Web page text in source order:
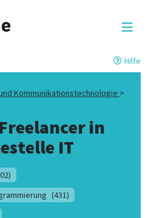
Hilfe
Kommunikationstechnologie >
in
IT
(431)